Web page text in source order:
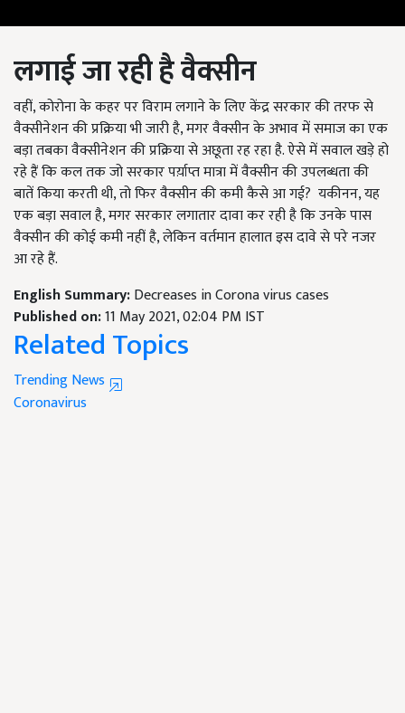
लगाई जा रही है वैक्सीन
वहीं, कोरोना के कहर पर विराम लगाने के लिए केंद्र सरकार की तरफ से
वैक्सीनेशन की प्रक्रिया भी जारी है, मगर वैक्सीन के अभाव में समाज का एक
बड़ा तबका वैक्सीनेशन की प्रक्रिया से अछूता रह रहा है. ऐसे में सवाल खड़े हो
रहे हैं कि कल तक जो सरकार पर्य़ाप्त मात्रा में वैक्सीन की उपलब्धता की
बातें किया करती थी, तो फिर वैक्सीन की कमी कैसे आ गई? यकीनन, यह
एक बड़ा सवाल है, मगर सरकार लगातार दावा कर रही है कि उनके पास
वैक्सीन की कोई कमी नहीं है, लेकिन वर्तमान हालात इस दावे से परे नजर
आ रहे हैं.
English Summary:Decreases in Corona virus cases
Published on:11 May 2021, 02:04 PM IST
Related Topics
Trending News
Coronavirus